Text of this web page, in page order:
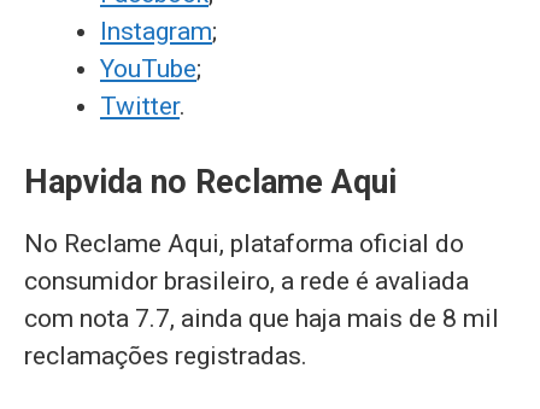
Instagram;
YouTube;
Twitter.
Hapvida no Reclame Aqui
No Reclame Aqui, plataforma oficial do
consumidor brasileiro, a rede é avaliada
com nota 7.7, ainda que haja mais de 8 mil
reclamações registradas.